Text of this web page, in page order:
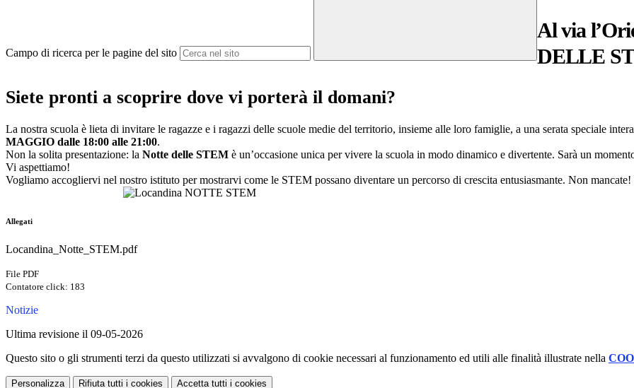
Campo di ricerca per le pagine del sito
Al via
DELLE
Siete pronti a scoprire dove vi porterà il domani?
La nostra scuola è lieta di invitare le ragazze e i ragazzi delle scuole medie del territorio, insieme alle loro famiglie, a una serata speciale
MAGGIO dalle 18:00 alle 21:00.
Non la solita presentazione: la Notte delle STEM è un’occasione unica per vivere la scuola in modo dinamico e divertente. Sarà un
Vi aspettiamo!
Vogliamo accogliervi nel nostro istituto per mostrarvi come le STEM possano diventare un percorso di crescita entusiasmante. Non mancate!
Allegati
Locandina_Notte_STEM.pdf
File PDF
Contatore click: 183
Notizie
Ultima revisione il 09-05-2026
Questo sito o gli strumenti terzi da questo utilizzati si avvalgono di cookie necessari al funzionamento ed utili alle finalità illustrate nella
Personalizza Rifiuta tutti i cookies Accetta tutti i cookies